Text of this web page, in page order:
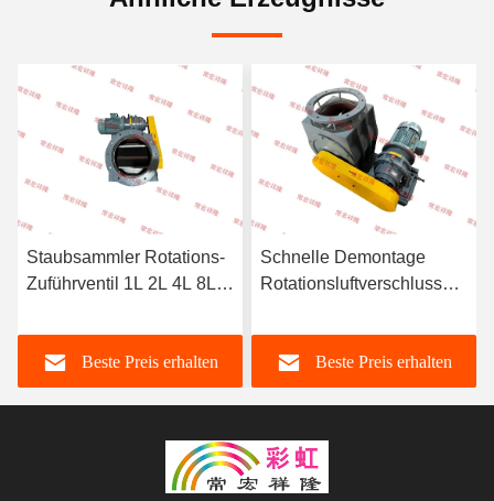
Staubsammler Rotations-
Zuführventil 1L 2L 4L 8L
Beste Preis erhalten
Schnelle Demontage
Rotationsluftverschluss
Kohlenstoffstahl
Beste Preis erhalten